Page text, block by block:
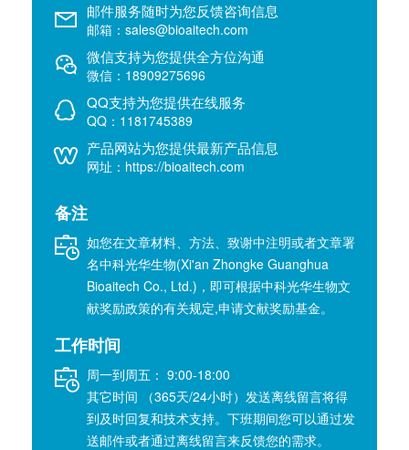
邮件服务随时为您反馈咨询信息
邮箱：sales@bioaitech.com
微信支持为您提供全方位沟通
微信：18909275696
QQ支持为您提供在线服务
QQ：1181745389
产品网站为您提供最新产品信息
网址：https://bioaitech.com
备注
如您在文章材料、方法、致谢中注明或者文章署
名中科光华生物(Xi'an Zhongke Guanghua
Bioaitech Co., Ltd.)，即可根据中科光华生物文
献奖励政策的有关规定,申请文献奖励基金。
工作时间
周一到周五： 9:00-18:00
其它时间 （365天/24小时）发送离线留言将得
到及时回复和技术支持。下班期间您可以通过发
送邮件或者通过离线留言来反馈您的需求。